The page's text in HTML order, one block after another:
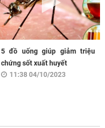
5 đồ uống giúp giảm triệu
chứng sốt xuất huyết
11:38 04/10/2023